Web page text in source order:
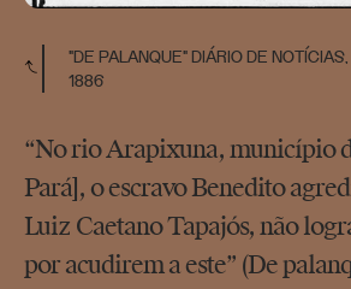
"DE PALANQUE" DIÁRIO DE
1886
“No rio Arapixuna, município
Pará], o escravo Benedito
Luiz Caetano Tapajós, não
por acudirem a este” (De